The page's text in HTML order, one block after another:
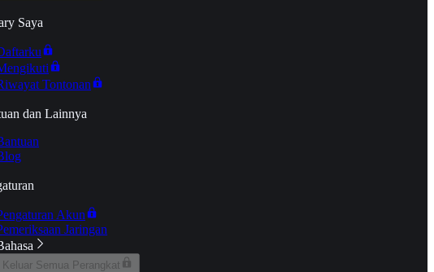
Saya
Tontonan
dan Lainnya
Akun
Jaringan
Keluar Semua Perangkat